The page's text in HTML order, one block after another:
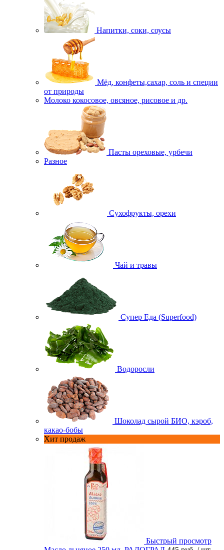
Напитки, соки, соусы
Мёд, конфеты,сахар, соль и специи
от природы
Молоко кокосовое, овсяное, рисовое и др.
Пасты ореховые, урбечи
Разное
Сухофрукты, орехи
Чай и травы
Супер Еда (Superfood)
Водоросли
Шоколад сырой БИО, кэроб,
какао-бобы
Хит продаж
Быстрый просмотр